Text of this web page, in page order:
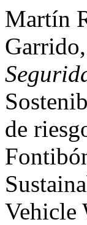
Martín
de
Vehicle